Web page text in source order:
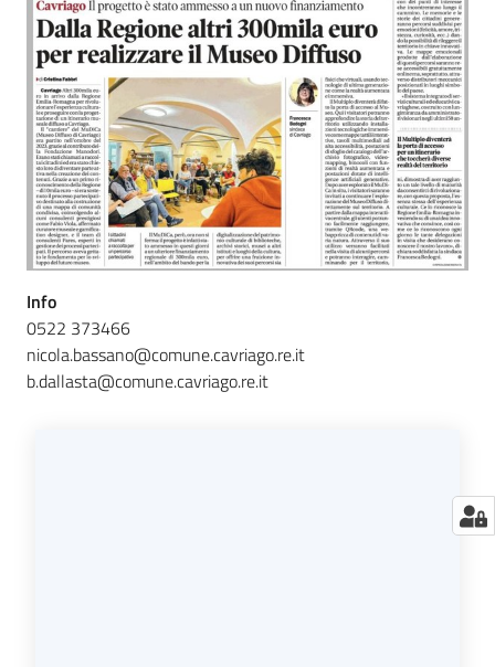
Info
0522 373466
nicola.bassano@comune.cavriago.re.it
b.dallasta@comune.cavriago.re.it